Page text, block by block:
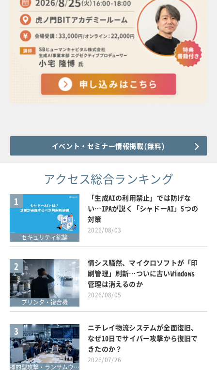
イベント・セミナー情報掲載(無料)
アクセス総合ランキング
1
セキュリティ総論
「生成AIの利用禁止」では防げな
い…IPAが説く「シャドーAI」5つの
対策
2026/08/03
2
プリンタ・複合機
情シス騒然、マイクロソフトが「印
刷管理」刷新…ついに古いWindows
管理は消えるのか
2026/08/05
3
標的型攻撃・ランサムウェア対策
ニチレイ物流システムが全面復旧、
なぜ10日でサイバー攻撃から復旧で
きたのか？
2026/07/26